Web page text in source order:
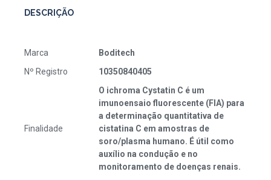
DESCRIÇÃO
Marca
Boditech
Nº Registro
10350840405
Finalidade
O ichroma Cystatin C é um
imunoensaio fluorescente (FIA) para
a determinação quantitativa de
cistatina C em amostras de
soro/plasma humano. É útil como
auxílio na condução e no
monitoramento de doenças renais.